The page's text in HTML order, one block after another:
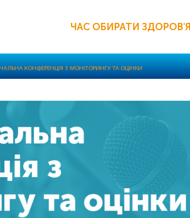
ЧАС ОБИРАТИ ЗДОРОВ'Я
КОНФЕРЕНЦІЯ З МОНІТОРИНГУ ТА ОЦІНКИ